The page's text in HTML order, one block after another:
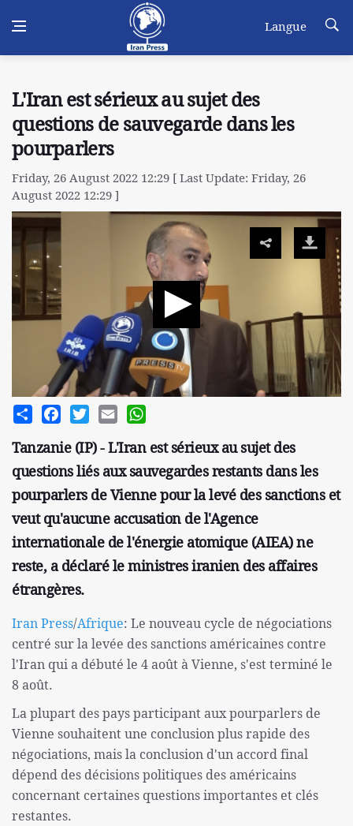
Langue
L'Iran est sérieux au sujet des
questions de sauvegarde dans les
pourparlers
Friday, 26 August 2022 12:29 [ Last Update: Friday, 26
August 2022 12:29 ]
Share FacebookTwitterEmail
Tanzanie (IP) - L'Iran est sérieux au sujet des
questions liés aux sauvegardes restants dans les
pourparlers de Vienne pour la levé des sanctions et
veut qu'aucune accusation de l'Agence
internationale de l'énergie atomique (AIEA) ne
reste, a déclaré le ministres iranien des affaires
étrangères.
Iran Press/Afrique: Le nouveau cycle de négociations
centré sur la levée des sanctions américaines contre
l'Iran qui a débuté le 4 août à Vienne, s'est terminé le
8 août.
La plupart des pays participant aux pourparlers de
Vienne souhaitent une conclusion plus rapide des
négociations, mais la conclusion d'un accord final
dépend des décisions politiques des américains
concernant certaines questions importantes et clés
restantes.